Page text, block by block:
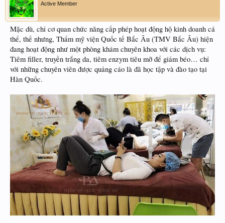
Active Member
Mặc dù, chỉ cơ quan chức năng cấp phép hoạt động hộ kinh doanh cá
thể, thế nhưng, Thẩm mỹ viện Quốc tế Bắc Âu (TMV Bắc Âu) hiện
đang hoạt động như một phòng khám chuyên khoa với các dịch vụ:
Tiêm filler, truyền trắng da, tiêm enzym tiêu mỡ để giảm béo… chỉ
với những chuyên viên được quảng cáo là đã học tập và đào tạo tại
Hàn Quốc.